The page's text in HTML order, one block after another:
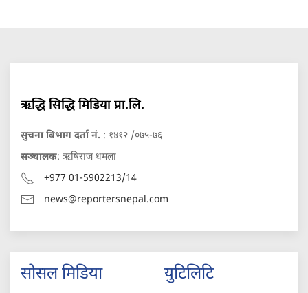
ऋद्धि सिद्धि मिडिया प्रा.लि.
सुचना बिभाग दर्ता नं. : १४१२ /०७५-७६
सञ्चालक: ऋषिराज धमला
+977 01-5902213/14
news@reportersnepal.com
सोसल मिडिया युटिलिटि